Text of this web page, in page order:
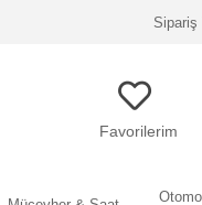
Sipariş
Favorilerim